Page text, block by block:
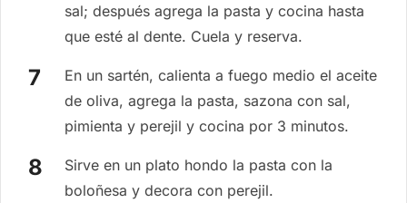
sal; después agrega la pasta y cocina hasta
que esté al dente. Cuela y reserva.
En un sartén, calienta a fuego medio el aceite
de oliva, agrega la pasta, sazona con sal,
pimienta y perejil y cocina por 3 minutos.
Sirve en un plato hondo la pasta con la
boloñesa y decora con perejil.